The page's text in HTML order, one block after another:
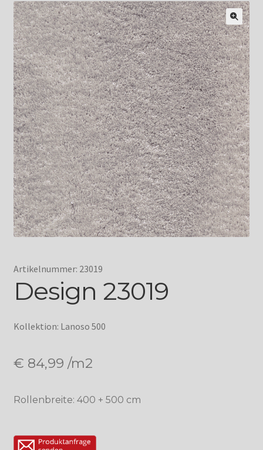
Artikelnummer: 23019
Design 23019
Kollektion: Lanoso 500
€ 84,99 /m2
Rollenbreite: 400 + 500 cm